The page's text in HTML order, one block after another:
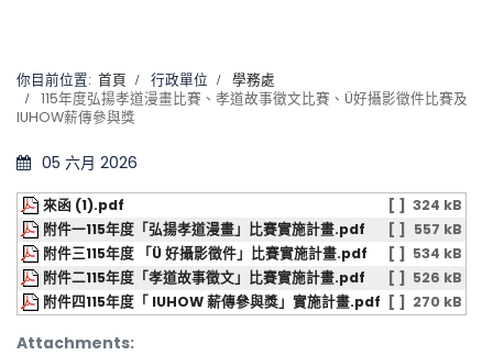
你目前位置: 首頁 行政單位
學務處
115年度弘揚孝道漫畫比賽、孝道故事徵文比賽、Ü好攝影徵件比賽及
IUHOW薪傳參與獎
05 六月 2026
Attachments:
來函 (1).pdf [ ] 324 kB
附件一115年度「弘揚孝道漫畫」比賽實施計畫.pdf
[ ]
557 kB
附件三115年度 「Ü 好攝影徵件」比賽實施計畫.pdf
[ ]
534 kB
附件二115年度「孝道故事徵文」比賽實施計畫.pdf
[ ]
526 kB
附件四115年度「 IUHOW 薪傳參與獎」實施計畫.pdf
[ ] 270 kB